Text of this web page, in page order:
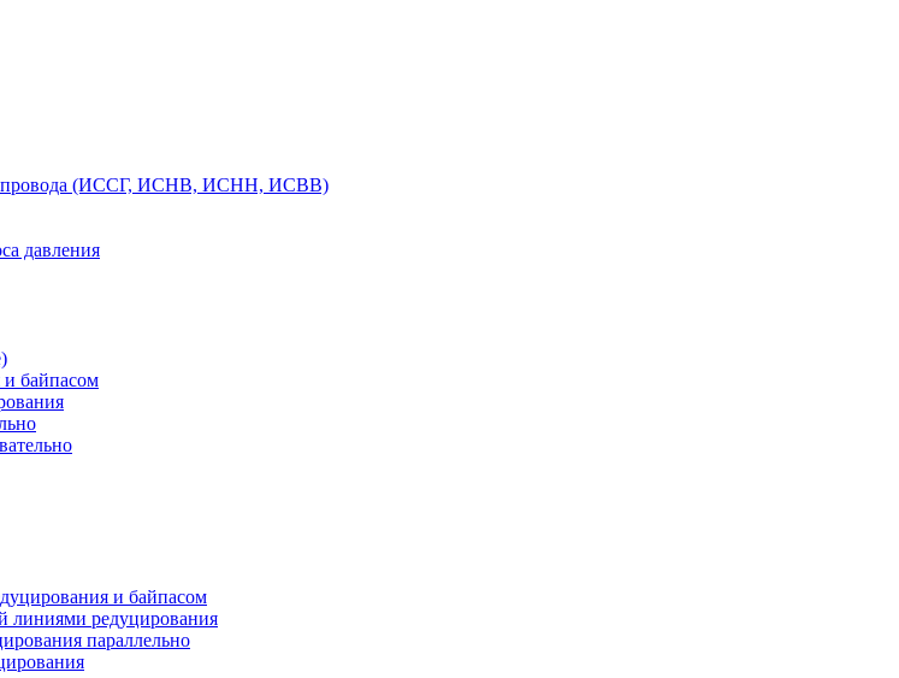
(ИССГ, ИСНВ, ИСНН, ИСВВ)
давления
байпасом
и байпасом
линиями редуцирования
параллельно